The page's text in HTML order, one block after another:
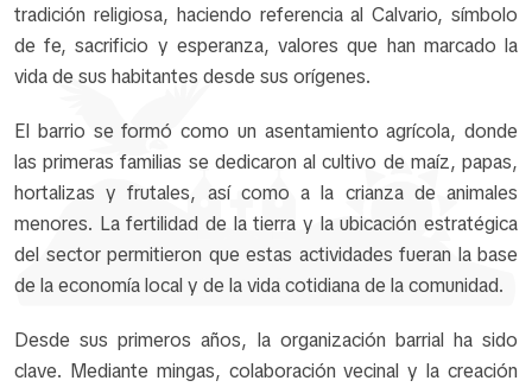
tradición religiosa, haciendo referencia al Calvario, símbolo
de fe, sacrificio y esperanza, valores que han marcado la
vida de sus habitantes desde sus orígenes.
El barrio se formó como un asentamiento agrícola, donde
las primeras familias se dedicaron al cultivo de maíz, papas,
hortalizas y frutales, así como a la crianza de animales
menores. La fertilidad de la tierra y la ubicación estratégica
del sector permitieron que estas actividades fueran la base
de la economía local y de la vida cotidiana de la comunidad.
Desde sus primeros años, la organización barrial ha sido
clave. Mediante mingas, colaboración vecinal y la creación